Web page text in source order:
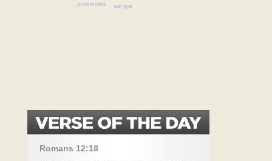
problemas sangre